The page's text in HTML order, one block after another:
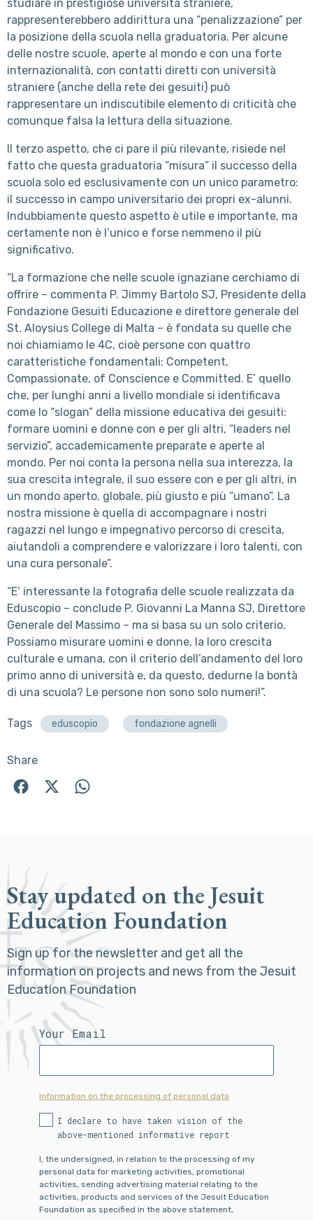
studiare in prestigiose università straniere,
rappresenterebbero addirittura una “penalizzazione” per
la posizione della scuola nella graduatoria. Per alcune
delle nostre scuole, aperte al mondo e con una forte
internazionalità, con contatti diretti con università
straniere (anche della rete dei gesuiti) può
rappresentare un indiscutibile elemento di criticità che
comunque falsa la lettura della situazione.
Il terzo aspetto, che ci pare il più rilevante, risiede nel
fatto che questa graduatoria “misura” il successo della
scuola solo ed esclusivamente con un unico parametro:
il successo in campo universitario dei propri ex-alunni.
Indubbiamente questo aspetto è utile e importante, ma
certamente non è l’unico e forse nemmeno il più
significativo.
“La formazione che nelle scuole ignaziane cerchiamo di
offrire – commenta P. Jimmy Bartolo SJ, Presidente della
Fondazione Gesuiti Educazione e direttore generale del
St. Aloysius College di Malta – è fondata su quelle che
noi chiamiamo le 4C, cioè persone con quattro
caratteristiche fondamentali: Competent,
Compassionate, of Conscience e Committed. E’ quello
che, per lunghi anni a livello mondiale si identificava
come lo “slogan” della missione educativa dei gesuiti:
formare uomini e donne con e per gli altri, “leaders nel
servizio”, accademicamente preparate e aperte al
mondo. Per noi conta la persona nella sua interezza, la
sua crescita integrale, il suo essere con e per gli altri, in
un mondo aperto, globale, più giusto e più “umano”. La
nostra missione è quella di accompagnare i nostri
ragazzi nel lungo e impegnativo percorso di crescita,
aiutandoli a comprendere e valorizzare i loro talenti, con
una cura personale”.
“E’ interessante la fotografia delle scuole realizzata da
Eduscopio – conclude P. Giovanni La Manna SJ, Direttore
Generale del Massimo – ma si basa su un solo criterio.
Possiamo misurare uomini e donne, la loro crescita
culturale e umana, con il criterio dell’andamento del loro
primo anno di università e, da questo, dedurne la bontà
di una scuola? Le persone non sono solo numeri!”.
Tags eduscopio fondazione agnelli
Share
Stay updated on the Jesuit
Education Foundation
Sign up for the newsletter and get all the
information on projects and news from the Jesuit
Education Foundation
Your Email
Information on the processing of personal data
I declare to have taken vision of the
above-mentioned informative report
I, the undersigned, in relation to the processing of my
personal data for marketing activities, promotional
activities, sending advertising material relating to the
activities, products and services of the Jesuit Education
Foundation as specified in the above statement,